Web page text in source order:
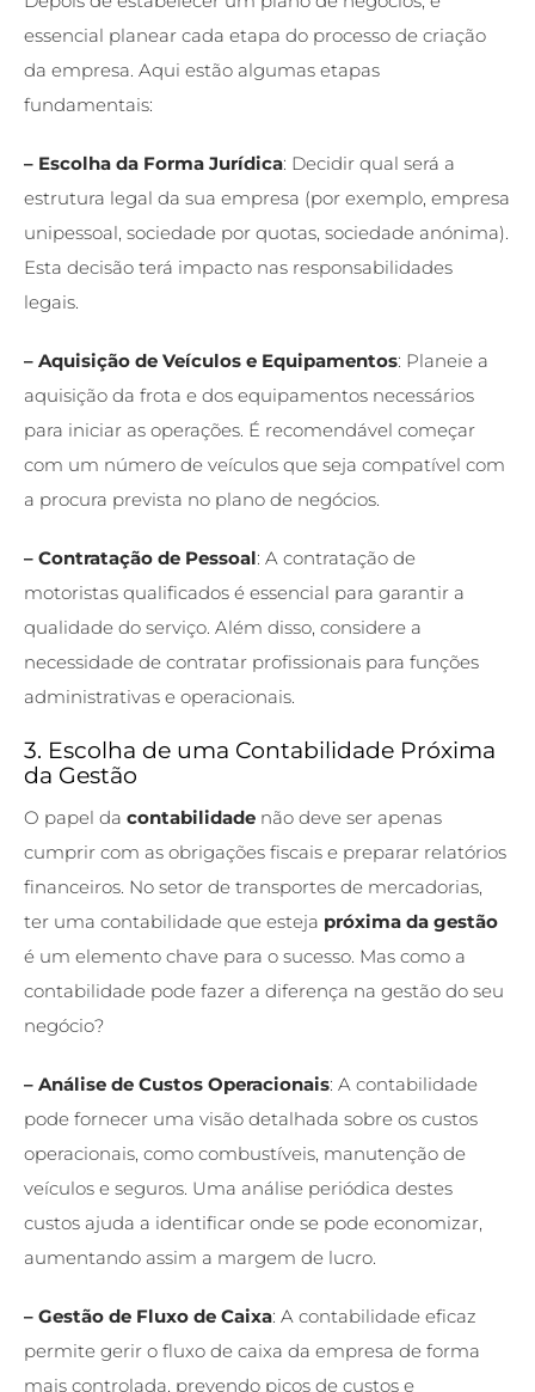
essencial planear cada etapa do processo de criação
da empresa. Aqui estão algumas etapas
fundamentais:
– Escolha da Forma Jurídica: Decidir qual será a
estrutura legal da sua empresa (por exemplo, empresa
unipessoal, sociedade por quotas, sociedade anónima).
Esta decisão terá impacto nas responsabilidades
legais.
– Aquisição de Veículos e Equipamentos: Planeie a
aquisição da frota e dos equipamentos necessários
para iniciar as operações. É recomendável começar
com um número de veículos que seja compatível com
a procura prevista no plano de negócios.
– Contratação de Pessoal: A contratação de
motoristas qualificados é essencial para garantir a
qualidade do serviço. Além disso, considere a
necessidade de contratar profissionais para funções
administrativas e operacionais.
3. Escolha de uma Contabilidade Próxima
da Gestão
O papel da contabilidade não deve ser apenas
cumprir com as obrigações fiscais e preparar relatórios
financeiros. No setor de transportes de mercadorias,
ter uma contabilidade que esteja próxima da gestão
é um elemento chave para o sucesso. Mas como a
contabilidade pode fazer a diferença na gestão do seu
negócio?
– Análise de Custos Operacionais: A contabilidade
pode fornecer uma visão detalhada sobre os custos
operacionais, como combustíveis, manutenção de
veículos e seguros. Uma análise periódica destes
custos ajuda a identificar onde se pode economizar,
aumentando assim a margem de lucro.
– Gestão de Fluxo de Caixa: A contabilidade eficaz
permite gerir o fluxo de caixa da empresa de forma
mais controlada, prevendo picos de custos e